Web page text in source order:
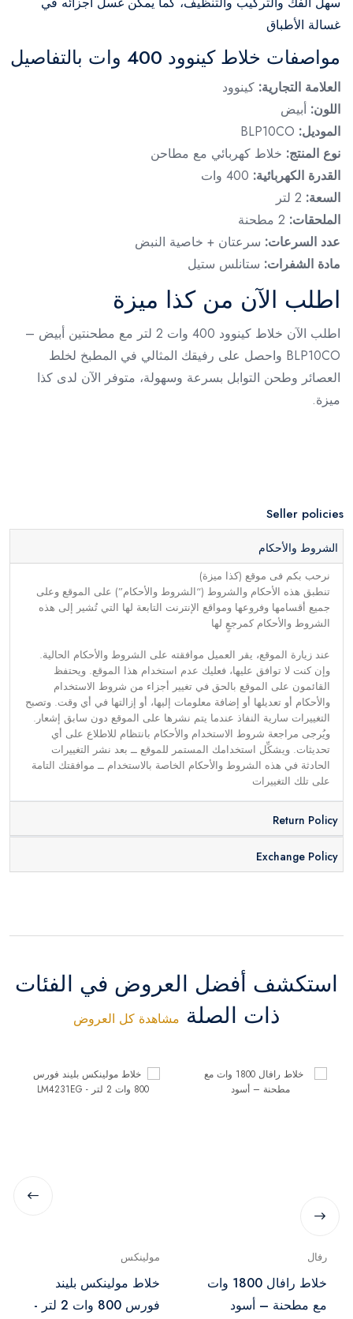
غسالة الأطباق
مواصفات خلاط كينوود 400 وات بالتفاصيل
العلامة التجارية: كينوود
اللون: أبيض
الموديل:
نوع المنتج: خلاط كهربائي مع مطاحن
القدرة الكهربائية:
السعة:
الملحقات:
عدد السرعات: سرعتان + خاصية النبض
مادة الشفرات: ستانلس ستيل
اطلب الآن من كذا ميزة
اطلب الآن خلاط كينوود 400 وات 2 لتر مع مطحنتين أبيض –
BLP10CO واحصل على رفيقك المثالي في المطبخ لخلط
العصائر وطحن التوابل بسرعة وسهولة، متوفر الآن لدى كذا
ميزة.
Seller policies
الشروط والأحكام
نرحب بكم فى موقع (كذا ميزة)
تنطبق هذه الأحكام والشروط (“الشروط والأحكام”) على الموقع وعلى
جميع أقسامها وفروعها ومواقع الإنترنت التابعة لها التي تُشير إلى هذه
الشروط والأحكام كمرجعٍ لها
عند زيارة الموقع، يقر العميل موافقته على الشروط والأحكام الحالية.
وإن كنت لا توافق عليها، فعليك عدم استخدام هذا الموقع. ويحتفظ
القائمون على الموقع بالحق في تغيير أجزاء من شروط الاستخدام
والأحكام أو تعديلها أو إضافة معلومات إليها، أو إزالتها في أي وقت. وتصبح
التغييرات سارية النفاذ عندما يتم نشرها على الموقع دون سابق إشعار.
ويُرجى مراجعة شروط الاستخدام والأحكام بانتظام للاطلاع على أي
تحديثات. ويشكِّل استخدامك المستمر للموقع ــ بعد نشر التغييرات
الحادثة في هذه الشروط والأحكام الخاصة بالاستخدام ــ موافقتك التامة
على تلك التغييرات
Return Policy
Exchange Policy
استكشف أفضل العروض في الفئات
ذات الصلة مشاهدة كل العروض
رفال
خلاط رافال 1800 وات
مع مطحنة – أسود
مولينكس
خلاط مولينكس بليند
فورس 800 وات 2 لتر -